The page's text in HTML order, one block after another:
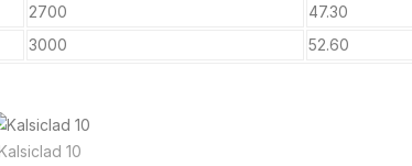
2700
47.30
3000
52.60
Kalsiclad 10